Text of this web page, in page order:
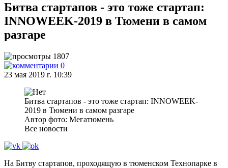
Битва стартапов - это тоже стартап:
INNOWEEK-2019 в Тюмени в самом
разгаре
1807
0
23 мая 2019 г. 10:39
Битва стартапов - это тоже стартап: INNOWEEK-
2019 в Тюмени в самом разгаре
Автор фото: Мегатюмень
Все новости
На Битву стартапов, проходящую в тюменском Технопарке в